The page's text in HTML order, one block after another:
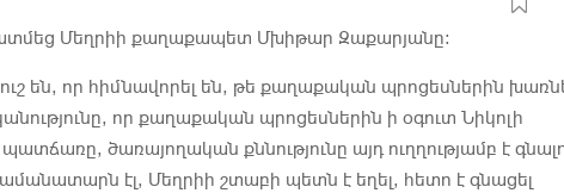
Մեղրիի քաղաքապետ Մխիթար Զաքարյանը։
են, որ հիմնավորել են, թե քաղաքական պրոցեսներին
որ քաղաքական պրոցեսներին ի օգուտ Նիկոլի
ծառայողական քննությունը այդ ուղղությամբ է
էլ, Մեղրիի շտաբի պետն է եղել, հետո է գնացել